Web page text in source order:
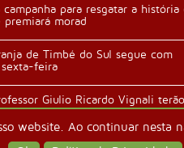
website. Ao continuar nesta
campanha para resgatar a história
premiará morad
de Timbé do Sul segue com
sexta-feira
Giulio Ricardo Vignali terão
da família n